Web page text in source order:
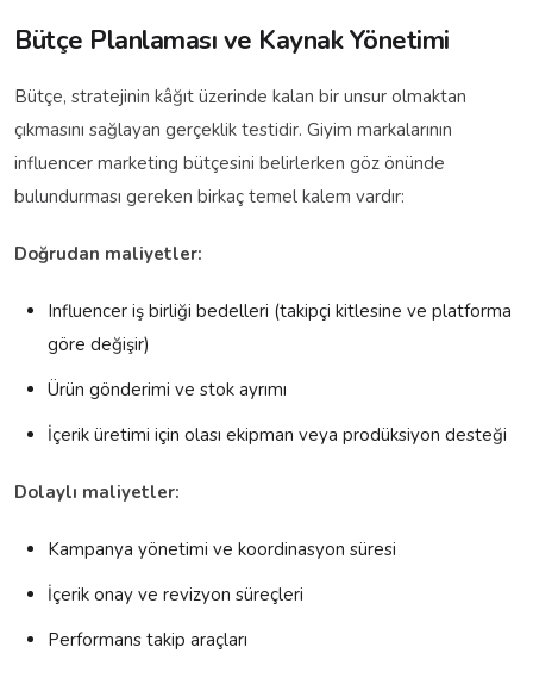
Bütçe Planlaması ve Kaynak Yönetimi
Bütçe, stratejinin kâğıt üzerinde kalan bir unsur olmaktan
çıkmasını sağlayan gerçeklik testidir. Giyim markalarının
influencer marketing bütçesini belirlerken göz önünde
bulundurması gereken birkaç temel kalem vardır:
Doğrudan maliyetler:
Influencer iş birliği bedelleri (takipçi kitlesine ve platforma
göre değişir)
Ürün gönderimi ve stok ayrımı
İçerik üretimi için olası ekipman veya prodüksiyon desteği
Dolaylı maliyetler:
Kampanya yönetimi ve koordinasyon süresi
İçerik onay ve revizyon süreçleri
Performans takip araçları